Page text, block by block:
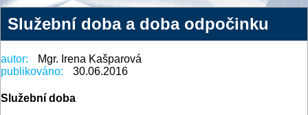
Služební doba a doba odpočinku
autor:
Mgr. Irena Kašparová
publikováno:
30.06.2016
Služební doba